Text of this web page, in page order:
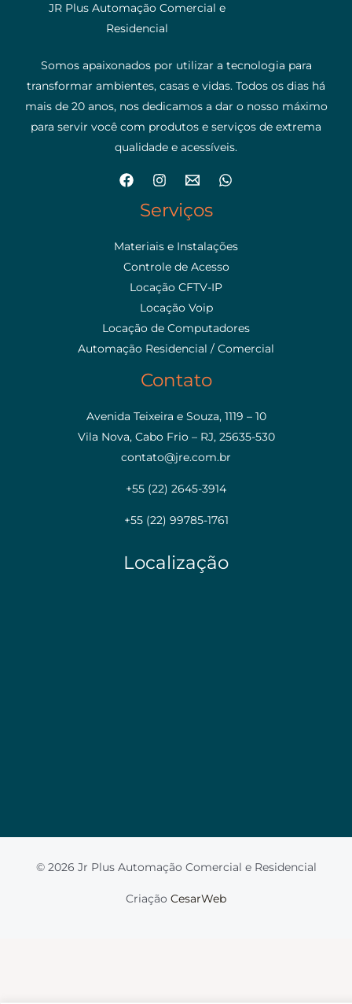
Não aceito
Aceito
JR Plus Automação Comercial e
Residencial
Somos apaixonados por utilizar a tecnologia para
transformar ambientes, casas e vidas. Todos os dias há
mais de 20 anos, nos dedicamos a dar o nosso máximo
para servir você com produtos e serviços de extrema
qualidade e acessíveis.
Serviços
Materiais e Instalações
Controle de Acesso
Locação CFTV-IP
Locação Voip
Locação de Computadores
Automação Residencial / Comercial
Contato
Avenida Teixeira e Souza, 1119 – 10
Vila Nova, Cabo Frio – RJ, 25635-530
contato@jre.com.br
+55 (22) 2645-3914
+55 (22) 99785-1761
Localização
© 2026 Jr Plus Automação Comercial e Residencial
Criação CesarWeb
Fale Conosco